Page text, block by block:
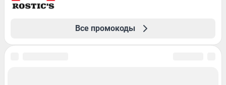
Все промокоды